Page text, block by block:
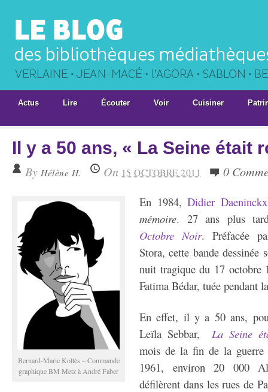
Actus Lire Écouter Voir Cuisiner
Il y a 50 ans, « La Seine était
By Hélène H. On 15 OCTOBRE 2011 0
Bernard-Marie Koltès – Commande
graphique BM Metz à André Faber
En 1984,Didier Daeninckx
mémoire. 27 ans plus
Octobre Noir. Préfacée
Stora, cette bande
nuit tragique du 17 octobre
Fatima Bédar, tuée pendant
En effet, il y a 50 ans,
Leïla Sebbar,
La Seine
mois de la fin de la guerre
1961, environ 20 000
défilèrent dans les rues de